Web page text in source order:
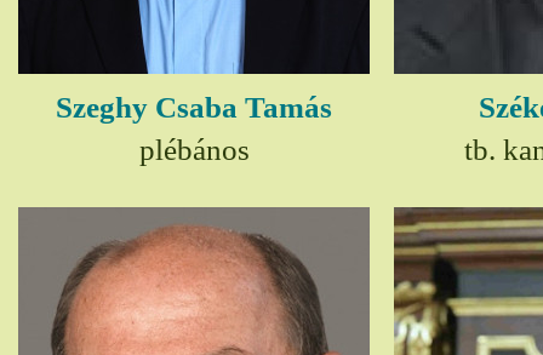
Szeghy Csaba Tamás
plébános
tb.